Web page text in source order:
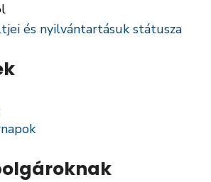
és nyilvántartásuk státusza